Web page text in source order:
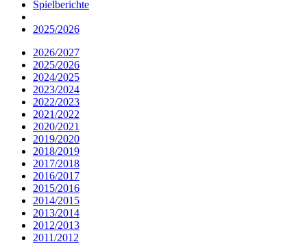
Spielberichte
2025/2026
2026/2027
2025/2026
2024/2025
2023/2024
2022/2023
2021/2022
2020/2021
2019/2020
2018/2019
2017/2018
2016/2017
2015/2016
2014/2015
2013/2014
2012/2013
2011/2012